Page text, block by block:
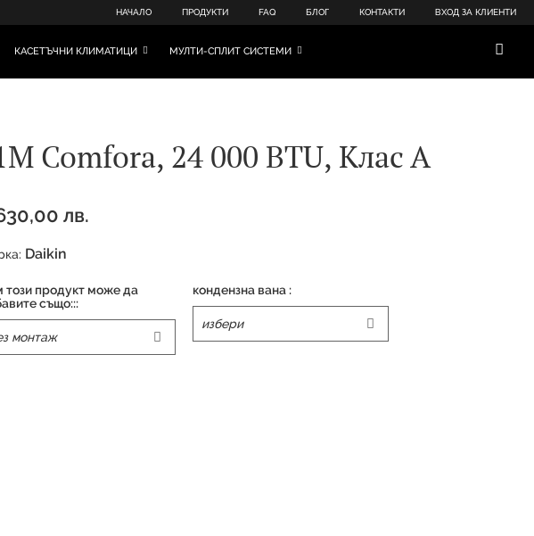
НАЧАЛО ПРОДУКТИ FAQ БЛОГ КОНТАКТИ ВХОД ЗА КЛИЕНТИ
КАСЕТЪЧНИ КЛИМАТИЦИ МУЛТИ-СПЛИТ СИСТЕМИ
Comfora, 24 000 BTU, Клас А
лв.
Daikin
този продукт може да
също:::
кондензна вана :